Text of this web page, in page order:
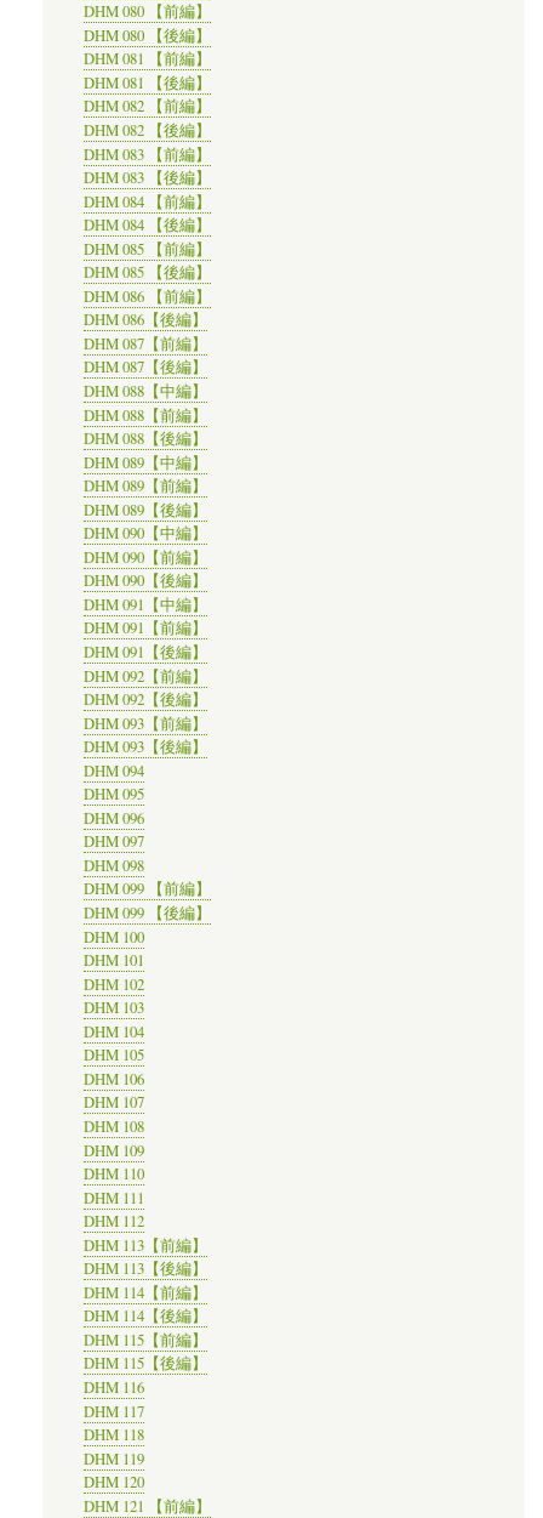
DHM 080 【前編】
DHM 080 【後編】
DHM 081 【前編】
DHM 081 【後編】
DHM 082 【前編】
DHM 082 【後編】
DHM 083 【前編】
DHM 083 【後編】
DHM 084 【前編】
DHM 084 【後編】
DHM 085 【前編】
DHM 085 【後編】
DHM 086 【前編】
DHM 086【後編】
DHM 087【前編】
DHM 087【後編】
DHM 088【中編】
DHM 088【前編】
DHM 088【後編】
DHM 089【中編】
DHM 089【前編】
DHM 089【後編】
DHM 090【中編】
DHM 090【前編】
DHM 090【後編】
DHM 091【中編】
DHM 091【前編】
DHM 091【後編】
DHM 092【前編】
DHM 092【後編】
DHM 093【前編】
DHM 093【後編】
DHM 094
DHM 095
DHM 096
DHM 097
DHM 098
DHM 099 【前編】
DHM 099 【後編】
DHM 100
DHM 101
DHM 102
DHM 103
DHM 104
DHM 105
DHM 106
DHM 107
DHM 108
DHM 109
DHM 110
DHM 111
DHM 112
DHM 113【前編】
DHM 113【後編】
DHM 114【前編】
DHM 114【後編】
DHM 115【前編】
DHM 115【後編】
DHM 116
DHM 117
DHM 118
DHM 119
DHM 120
DHM 121 【前編】